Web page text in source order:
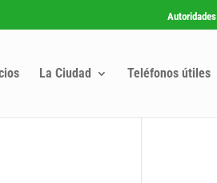
Autoridades
La Ciudad Teléfonos útiles